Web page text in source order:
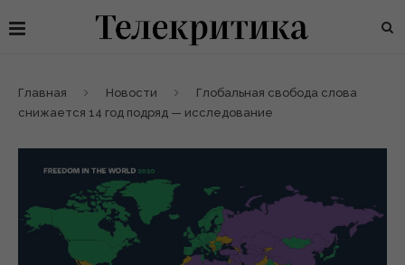
Главная Новости
Глобальная свобода слова
снижается 14 год подряд — исследование